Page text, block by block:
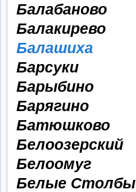
Балабаново
Балакирево
Балашиха
Барсуки
Барыбино
Барягино
Батюшково
Белоозерский
Белоомуг
Белые Столбы